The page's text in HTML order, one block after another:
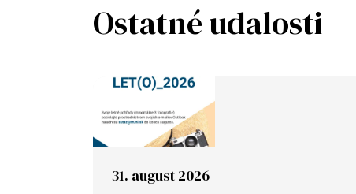
Ostatné udalosti
31. august 2026